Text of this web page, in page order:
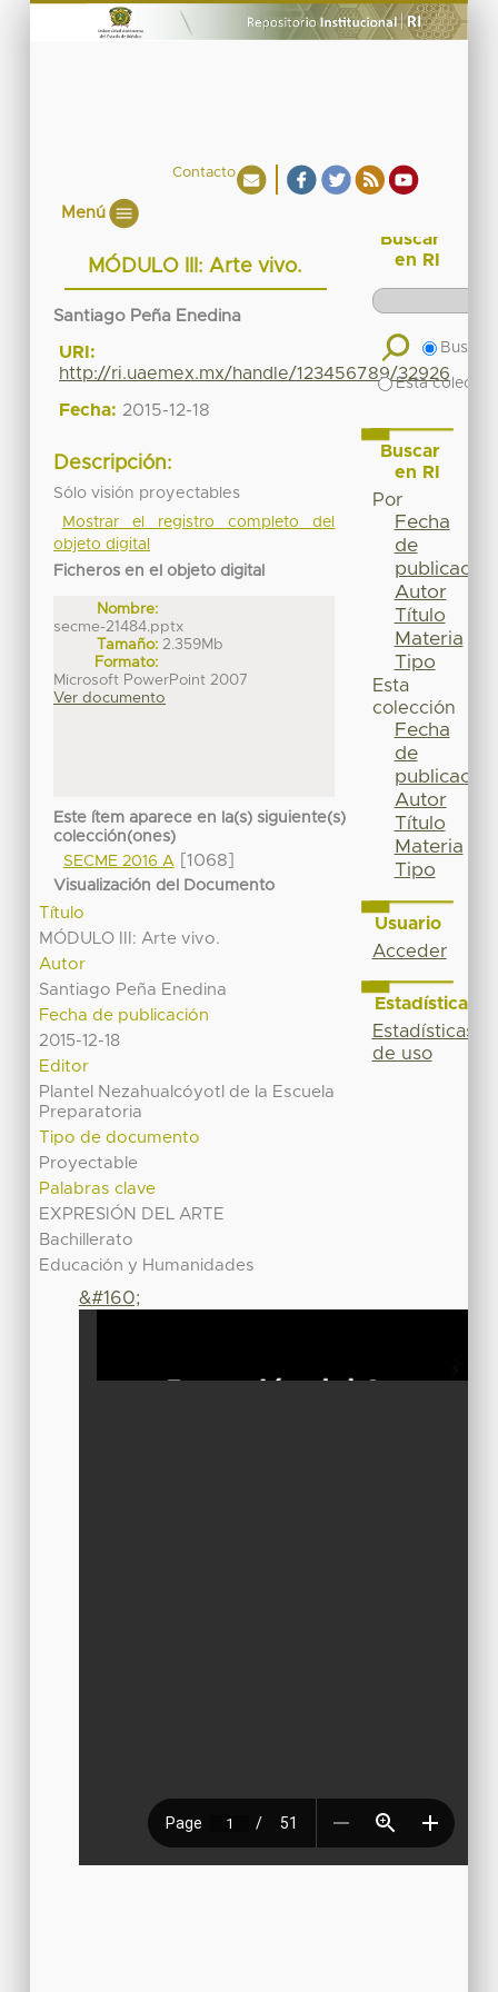
Contacto
Menú
MÓDULO III: Arte vivo.
Santiago Peña Enedina
URI:
http://ri.uaemex.mx/handle/123456789/32926
Fecha: 2015-12-18
Descripción:
Sólo visión proyectables
Mostrar el registro completo del
objeto digital
Ficheros en el objeto digital
Nombre:
secme-21484.pptx
Tamaño: 2.359Mb
Formato:
Microsoft PowerPoint 2007
Ver documento
Este ítem aparece en la(s) siguiente(s)
colección(ones)
SECME 2016 A[1068]
Visualización del Documento
Título
MÓDULO III: Arte vivo.
Autor
Santiago Peña Enedina
Fecha de publicación
2015-12-18
Editor
Plantel Nezahualcóyotl de la Escuela
Preparatoria
Tipo de documento
Proyectable
Palabras clave
EXPRESIÓN DEL ARTE
Bachillerato
Educación y Humanidades
&#160;
Buscar
en RI
Buscar
Esta
Buscar
en RI
Por
Fecha
de
publicación
Autor
Título
Materia
Tipo
Esta
colección
Fecha
de
publicación
Autor
Título
Materia
Tipo
Usuario
Acceder
Estadísticas
Estadísticas
de uso